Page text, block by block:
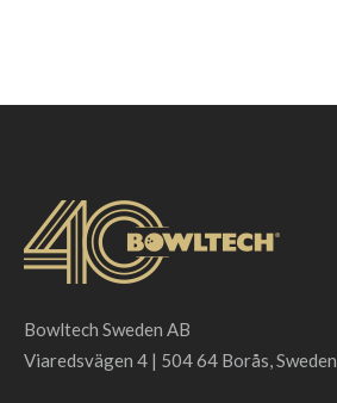
Bowltech Sweden AB
Viaredsvägen 4 | 504 64 Borås, Sweden